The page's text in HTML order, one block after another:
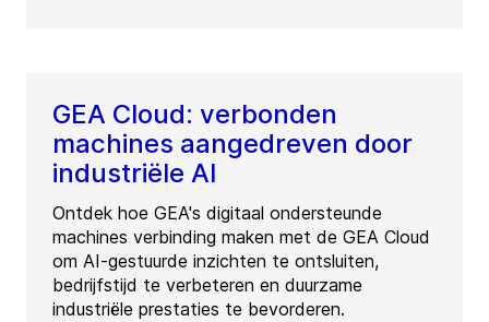
GEA Cloud: verbonden
machines aangedreven door
industriële AI
Ontdek hoe GEA's digitaal ondersteunde
machines verbinding maken met de GEA Cloud
om AI-gestuurde inzichten te ontsluiten,
bedrijfstijd te verbeteren en duurzame
industriële prestaties te bevorderen.